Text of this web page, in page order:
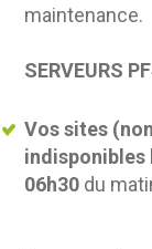
maintenance.
SERVEURS
Vos sites
indisponibles
06h30 du